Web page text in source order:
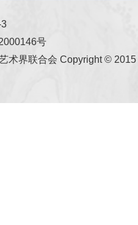
号
术界联合会 Copyright ©